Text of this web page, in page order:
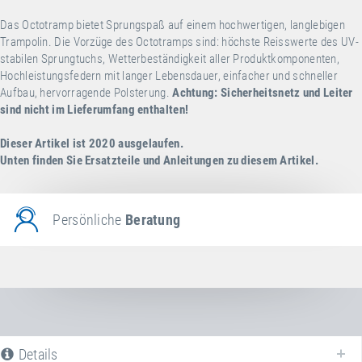
Das Octotramp bietet Sprungspaß auf einem hochwertigen, langlebigen
Trampolin. Die Vorzüge des Octotramps sind: höchste Reisswerte des UV-
stabilen Sprungtuchs, Wetterbeständigkeit aller Produktkomponenten,
Hochleistungsfedern mit langer Lebensdauer, einfacher und schneller
Aufbau, hervorragende Polsterung.Achtung: Sicherheitsnetz und Leiter
sind nicht im Lieferumfang enthalten!
Dieser Artikel ist 2020 ausgelaufen.
Unten finden Sie Ersatzteile und Anleitungen zu diesem Artikel.
Persönliche Beratung
Details